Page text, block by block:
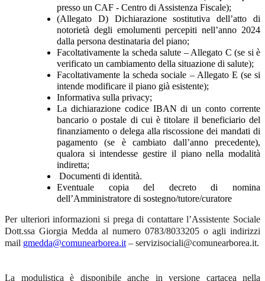
presso un CAF - Centro di Assistenza Fiscale);
(Allegato D) Dichiarazione sostitutiva dell’atto di
notorietà degli emolumenti percepiti nell’anno 2024
dalla persona destinataria del piano;
Facoltativamentela scheda salute – Allegato C (se si è
verificato un cambiamento della situazione di salute);
Facoltativamentela scheda sociale – Allegato E (se si
intende modificare il piano già esistente);
Informativa sulla privacy;
La dichiarazione codice IBAN di un conto corrente
bancario o postale di cui è titolare il beneficiario del
finanziamento o delega alla riscossione dei mandati di
pagamento (se è cambiato dall’anno precedente),
qualora si intendesse gestire il piano nella modalità
indiretta;
Documenti di identità.
Eventuale copia del decreto di nomina
dell’Amministratore di sostegno/tutore/curatore
Per ulteriori informazioni si prega di contattare l’Assistente Sociale
Dott.ssa Giorgia Medda al numero 0783/8033205 o agli indirizzi
mail gmedda@comunearborea.it – servizisociali@comunearborea.it.
La modulistica è disponibile anche in versione cartacea nella